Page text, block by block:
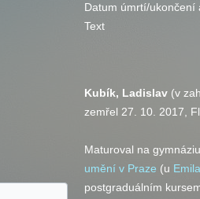
Datum úmrtí/ukončení
Text
Kubík, Ladislav (v
zemřel 27. 10. 2017,
Maturoval na
umění v Praze (u
postgraduálním